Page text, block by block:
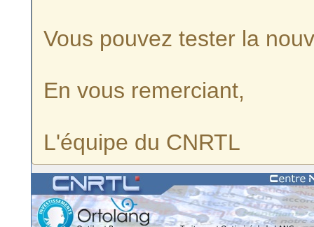
Vous pouvez tester la
En vous remerciant,
L'équipe du CNRTL